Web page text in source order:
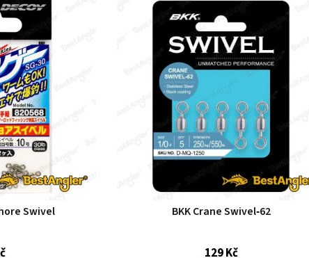
Swivel BKK Crane Swivel‑62
129 Kč